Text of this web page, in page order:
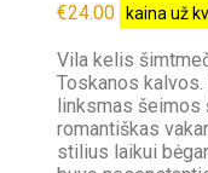
€24.00 kaina už
Vila kelis
Toskanos
linksmas šeimos
romantiškas
stilius laikui